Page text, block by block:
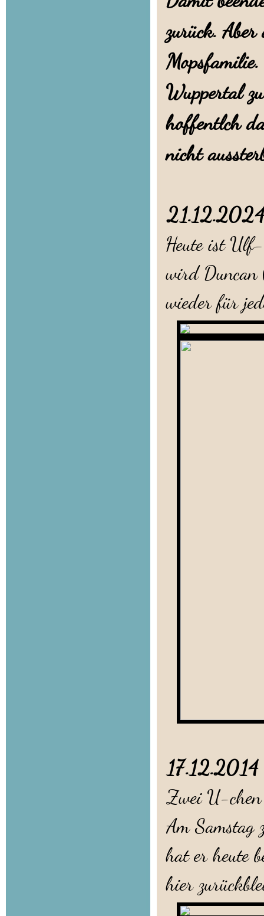
zurück.
Wuppertal
hoffentlch
nicht
Heute ist Ulf-
wird Duncan
wieder für
Zwei U-chen
Am Samstag
hat er heute
hier